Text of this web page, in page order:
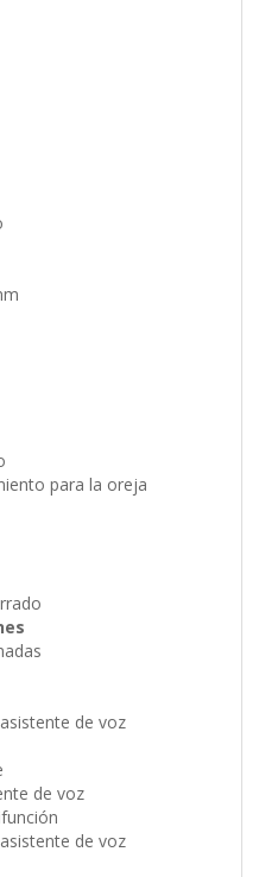
para la oreja
de voz
de voz
de voz